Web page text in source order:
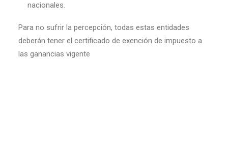
nacionales.
Para no sufrir la percepción, todas estas entidades
deberán tener el certificado de exención de impuesto a
las ganancias vigente